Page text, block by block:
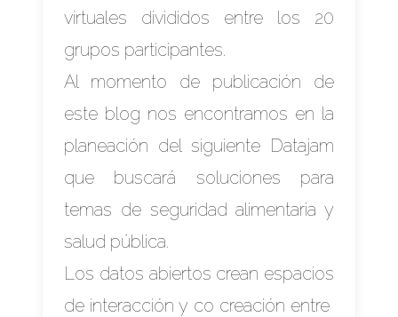
virtuales divididos entre los 20
grupos participantes.
Al momento de publicación de
este blog nos encontramos en la
planeación del siguiente Datajam
que buscará soluciones para
temas de seguridad alimentaria y
salud pública.
Los datos abiertos crean espacios
de interacción y co creación entre